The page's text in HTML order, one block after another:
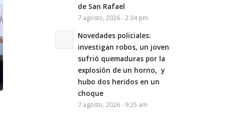
de San Rafael
7 agosto, 2026 - 2:34 pm
Novedades policiales:
investigan robos, un joven
sufrió quemaduras por la
explosión de un horno, y
hubo dos heridos en un
choque
7 agosto, 2026 - 9:25 am